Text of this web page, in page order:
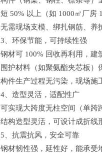
短 50% 以上（如 1000㎡厂房
无需现场支模、绑扎钢筋、养
3、环保节能，可持续性强
钢材可 100% 回收再利用，建
围护材料（如聚氨酯夹芯板）
构件生产过程无污染，现场施
4、造型灵活，适配性广
可实现大跨度无柱空间（单跨
结构造型灵活，可设计成折线
5、抗震抗风，安全可靠
钢材韧性强，延性好，能承受